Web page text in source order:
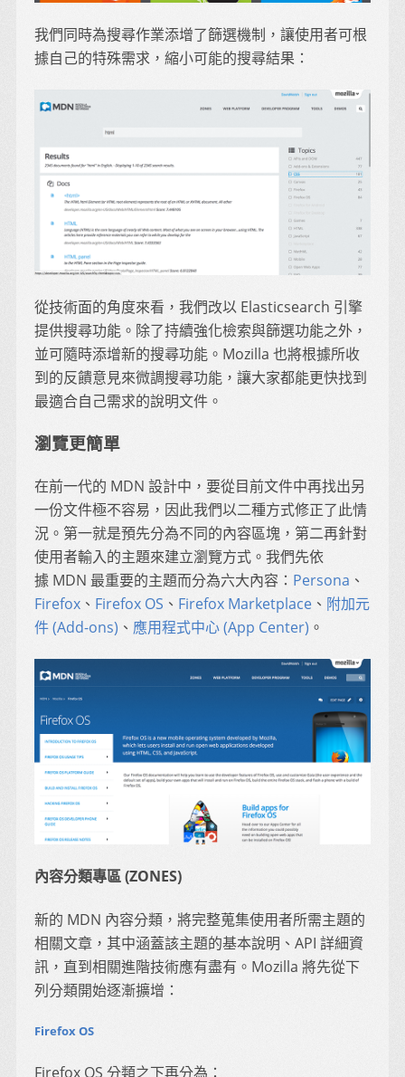
我們同時為搜尋作業添增了篩選機制，讓使用者可根
據自己的特殊需求，縮小可能的搜尋結果：
從技術面的角度來看，我們改以 Elasticsearch 引擎
提供搜尋功能。除了持續強化檢索與篩選功能之外，
並可隨時添增新的搜尋功能。Mozilla 也將根據所收
到的反饋意見來微調搜尋功能，讓大家都能更快找到
最適合自己需求的說明文件。
瀏覽更簡單
在前一代的 MDN 設計中，要從目前文件中再找出另
一份文件極不容易，因此我們以二種方式修正了此情
況。第一就是預先分為不同的內容區塊，第二再針對
使用者輸入的主題來建立瀏覽方式。我們先依
據 MDN 最重要的主題而分為六大內容： Persona 、
Firefox 、 Firefox OS 、 Firefox Marketplace 、 附加元
件 (Add-ons) 、 應用程式中心 (App Center) 。
內容分類專區 (ZONES)
新的 MDN 內容分類，將完整蒐集使用者所需主題的
相關文章，其中涵蓋該主題的基本說明、API 詳細資
訊，直到相關進階技術應有盡有。Mozilla 將先從下
列分類開始逐漸擴增：
Firefox OS
Firefox OS 分類之下再分為：